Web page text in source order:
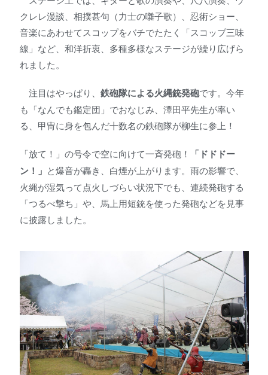
クレレ漫談、相撲甚句（力士の囃子歌）、忍術ショー、
音楽にあわせてスコップをバチでたたく「スコップ三味
線」など、和洋折衷、多種多様なステージが繰り広げら
れました。
注目はやっぱり、 鉄砲隊による火縄銃発砲です。今年
も「なんでも鑑定団」でおなじみ、澤田平先生が率い
る、甲冑に身を包んだ十数名の鉄砲隊が柳生に参上！
「放て！」の号令で空に向けて一斉発砲！
「ドドドー
ン！」 と爆音が轟き、白煙が上がります。雨の影響で、
火縄が湿気って点火しづらい状況下でも、連続発砲する
「つるべ撃ち」や、馬上用短銃を使った発砲などを見事
に披露しました。